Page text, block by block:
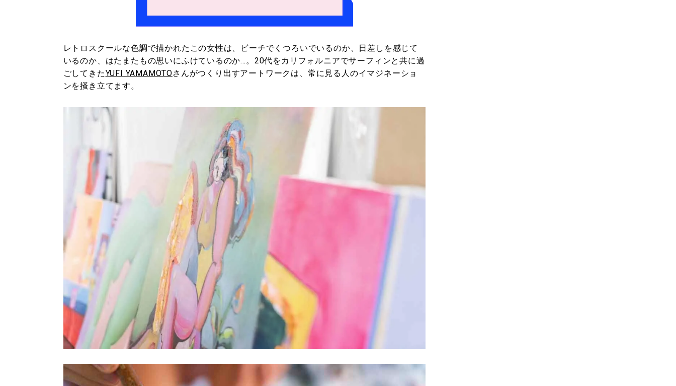
レトロスクールな色調で描かれたこの女性は、ビーチでくつろいでいるのか、日差しを感じて
いるのか、はたまたもの思いにふけているのか…。20代をカリフォルニアでサーフィンと共に過
ごしてきたYUFI YAMAMOTOさんがつくり出すアートワークは、常に見る人のイマジネーショ
ンを掻き立てます。